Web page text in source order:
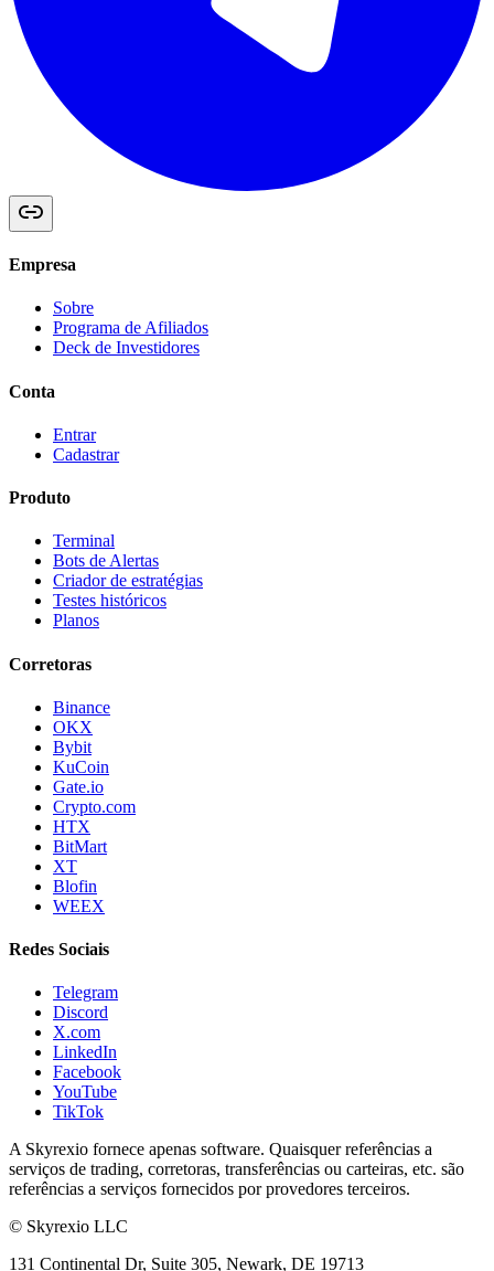
Empresa
Sobre
Programa de Afiliados
Deck de Investidores
Conta
Entrar
Cadastrar
Produto
Terminal
Bots de Alertas
Criador de estratégias
Testes históricos
Planos
Corretoras
Binance
OKX
Bybit
KuCoin
Gate.io
Crypto.com
HTX
BitMart
XT
Blofin
WEEX
Redes Sociais
Telegram
Discord
X.com
LinkedIn
Facebook
YouTube
TikTok
A Skyrexio fornece apenas software. Quaisquer referências a
serviços de trading, corretoras, transferências ou carteiras, etc. são
referências a serviços fornecidos por provedores terceiros.
© Skyrexio LLC
131 Continental Dr, Suite 305, Newark, DE 19713